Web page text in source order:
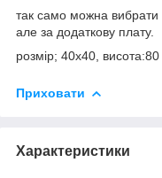
так само можна вибрати
але за додаткову плату.
розмір; 40х40,
Приховати
Характеристики